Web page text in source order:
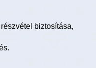
biztosítása,